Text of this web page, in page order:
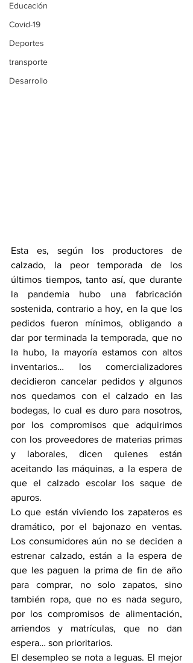
Educación
Covid-19
Deportes
transporte
Desarrollo
Esta es, según los productores de
calzado, la peor temporada de los
últimos tiempos, tanto así, que durante
la pandemia hubo una fabricación
sostenida, contrario a hoy, en la que los
pedidos fueron mínimos, obligando a
dar por terminada la temporada, que no
la hubo, la mayoría estamos con altos
inventarios… los comercializadores
decidieron cancelar pedidos y algunos
nos quedamos con el calzado en las
bodegas, lo cual es duro para nosotros,
por los compromisos que adquirimos
con los proveedores de materias primas
y laborales, dicen quienes están
aceitando las máquinas, a la espera de
que el calzado escolar los saque de
apuros.
Lo que están viviendo los zapateros es
dramático, por el bajonazo en ventas.
Los consumidores aún no se deciden a
estrenar calzado, están a la espera de
que les paguen la prima de fin de año
para comprar, no solo zapatos, sino
también ropa, que no es nada seguro,
por los compromisos de alimentación,
arriendos y matrículas, que no dan
espera… son prioritarios.
El desempleo se nota a leguas. El mejor